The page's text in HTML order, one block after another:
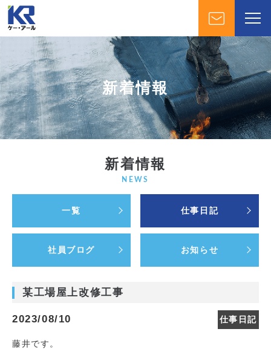
新着情報
新着情報
NEWS
一覧 仕事日記
社員ブログ お知らせ
某工場屋上改修工事
2023/08/10 仕事日記
藤井です。